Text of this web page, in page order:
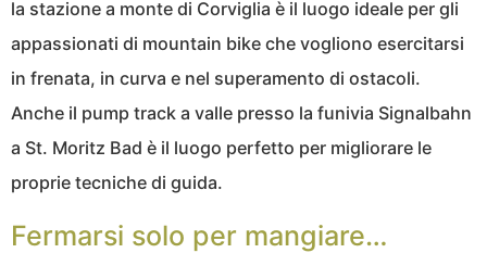
la stazione a monte di Corviglia è il luogo ideale per gli
appassionati di mountain bike che vogliono esercitarsi
in frenata, in curva e nel superamento di ostacoli.
Anche il pump track a valle presso la funivia Signalbahn
a St. Moritz Bad è il luogo perfetto per migliorare le
proprie tecniche di guida.
Fermarsi solo per mangiare…